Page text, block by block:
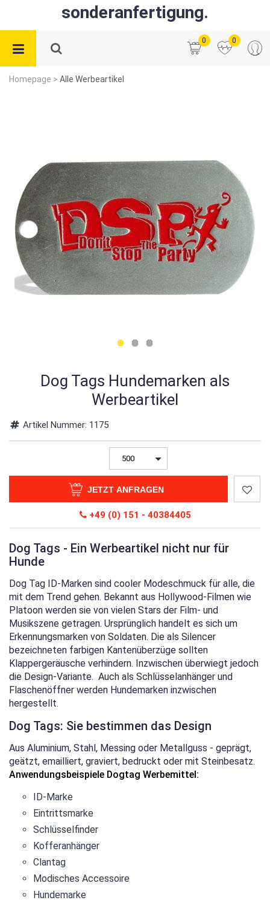
sonderanfertigung.
0 0
Homepage > Alle Werbeartikel
Dog Tags Hundemarken als
Werbeartikel
Artikel Nummer: 1175
JETZT ANFRAGEN
+49 (0) 151 - 40384405
Dog Tags - Ein Werbeartikel nicht nur für
Hunde
Dog Tag ID-Marken sind cooler Modeschmuck für alle, die
mit dem Trend gehen. Bekannt aus Hollywood-Filmen wie
Platoon werden sie von vielen Stars der Film- und
Musikszene getragen. Ursprünglich handelt es sich um
Erkennungsmarken von Soldaten. Die als Silencer
bezeichneten farbigen Kantenüberzüge sollten
Klappergeräusche verhindern. Inzwischen überwiegt jedoch
die Design-Variante. Auch als Schlüsselanhänger und
Flaschenöffner werden Hundemarken inzwischen
hergestellt.
Dog Tags: Sie bestimmen das Design
Aus Aluminium, Stahl, Messing oder Metallguss - geprägt,
geätzt, emailliert, graviert, bedruckt oder mit Steinbesatz.
Anwendungsbeispiele Dogtag Werbemittel:
ID-Marke
Eintrittsmarke
Schlüsselfinder
Kofferanhänger
Clantag
Modisches Accessoire
Hundemarke